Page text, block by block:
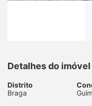
Detalhes do imóvel
Distrito
Braga